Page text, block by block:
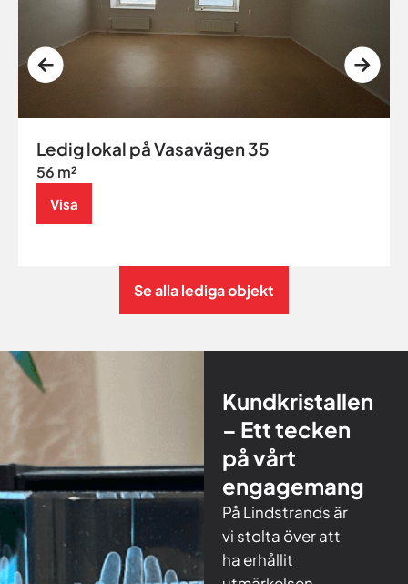
Ledig lokal på Vasavägen 35
56 m²
Visa
Se alla lediga objekt
Kundkristallen
– Ett tecken
på vårt
engagemang
På Lindstrands är
vi stolta över att
ha erhållit